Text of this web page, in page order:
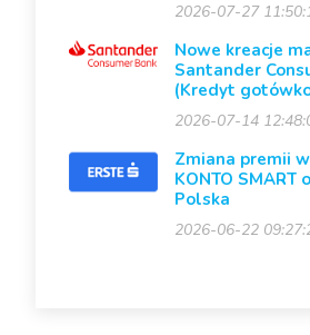
2026-07-27
Nowe kreacje
Santander
(Kredyt
2026-07-14
Zmiana premii
KONTO SMART
Polska
2026-06-22